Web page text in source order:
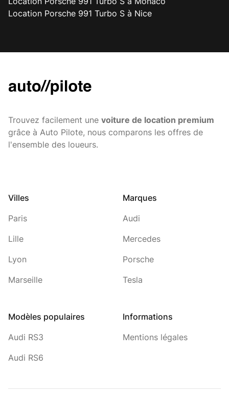
Location Porsche 991 Turbo S à Nice
Trouvez facilement une voiture de location premium
grâce à Auto Pilote, nous comparons les offres de
l'ensemble des loueurs.
Villes
Paris
Lille
Lyon
Marseille
Modèles populaires
Audi RS3
Audi RS6
Marques
Audi
Mercedes
Porsche
Tesla
Informations
Mentions légales